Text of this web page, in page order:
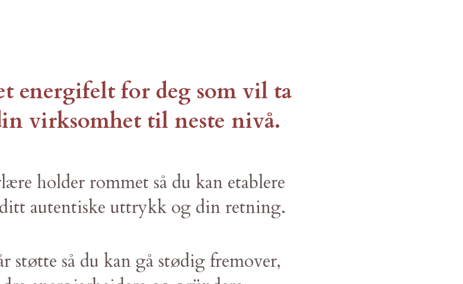
energifelt for deg som vil ta
virksomhet til neste nivå.
holder rommet så du kan etablere
autentiske uttrykk og din retning.
støtte så du kan gå stødig fremover,